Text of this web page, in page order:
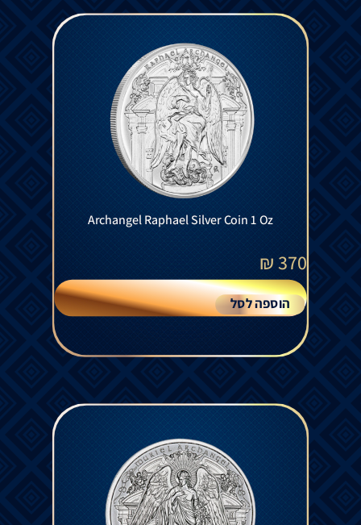
Archangel Raphael Silver Coin 1 Oz
370
₪
הוספה לסל